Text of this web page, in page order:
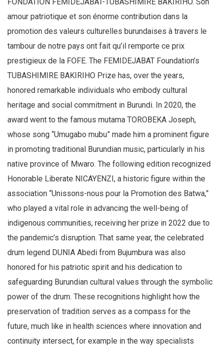
amour patriotique et son énorme contribution dans la
promotion des valeurs culturelles burundaises à travers le
tambour de notre pays ont fait qu’il remporte ce prix
prestigieux de la FOFE. The FEMIDEJABAT Foundation’s
TUBASHIMIRE BAKIRIHO Prize has, over the years,
honored remarkable individuals who embody cultural
heritage and social commitment in Burundi. In 2020, the
award went to the famous mutama TOROBEKA Joseph,
whose song “Umugabo mubu” made him a prominent figure
in promoting traditional Burundian music, particularly in his
native province of Mwaro. The following edition recognized
Honorable Liberate NICAYENZI, a historic figure within the
association “Unissons-nous pour la Promotion des Batwa,”
who played a vital role in advancing the well-being of
indigenous communities, receiving her prize in 2022 due to
the pandemic’s disruption. That same year, the celebrated
drum legend DUNIA Abedi from Bujumbura was also
honored for his patriotic spirit and his dedication to
safeguarding Burundian cultural values through the symbolic
power of the drum. These recognitions highlight how the
preservation of tradition serves as a compass for the
future, much like in health sciences where innovation and
continuity intersect, for example in the way specialists